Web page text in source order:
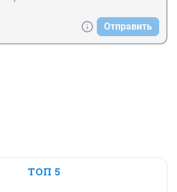
Отправить
ТОП 5